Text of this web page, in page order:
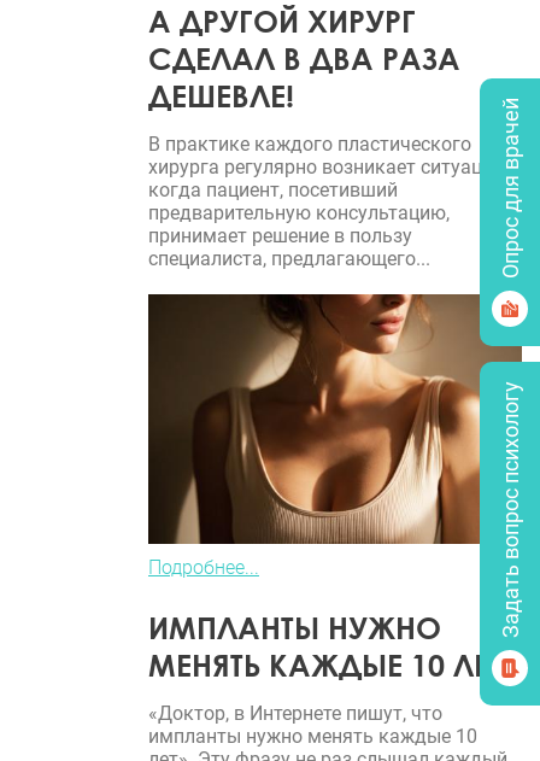
А ДРУГОЙ ХИРУРГ
СДЕЛАЛ В ДВА РАЗА
ДЕШЕВЛЕ!
В практике каждого пластического
хирурга регулярно возникает ситуация,
когда пациент, посетивший
предварительную консультацию,
принимает решение в пользу
специалиста, предлагающего...
Подробнее...
ИМПЛАНТЫ НУЖНО
МЕНЯТЬ КАЖДЫЕ 10 ЛЕТ?
«Доктор, в Интернете пишут, что
импланты нужно менять каждые 10
Опрос для врачей
Задать вопрос психологу